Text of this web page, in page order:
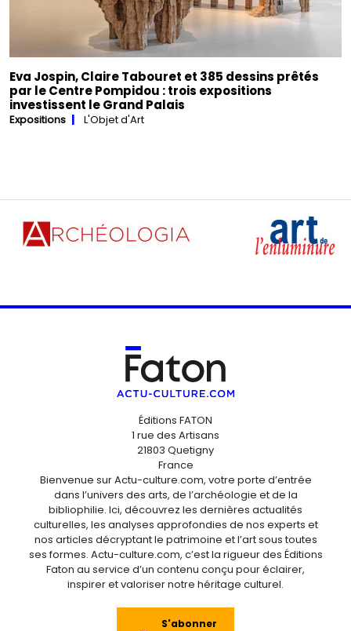
Eva Jospin, Claire Tabouret et 385 dessins prêtés
par le Centre Pompidou : trois expositions
investissent le Grand Palais
Expositions L'Objet d'Art
Éditions FATON
1 rue des Artisans
21803 Quetigny
France
Bienvenue sur Actu-culture.com, votre porte d’entrée
dans l’univers des arts, de l’archéologie et de la
bibliophilie. Ici, découvrez les dernières actualités
culturelles, les analyses approfondies de nos experts et
nos articles décryptant le patrimoine et l’art sous toutes
ses formes. Actu-culture.com, c’est la rigueur des Éditions
Faton au service d’un contenu conçu pour éclairer,
inspirer et valoriser notre héritage culturel.
S'abonner